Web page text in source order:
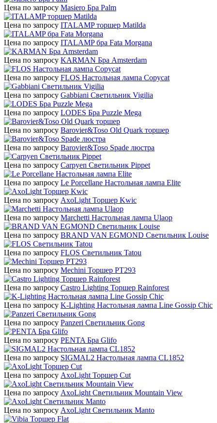
Цена по запросу Masiero Бра Palm
Цена по запросу ITALAMP торшер Matilda
Цена по запросу ITALAMP бра Fata Morgana
Цена по запросу KARMAN Бра Amsterdam
Цена по запросу FLOS Настольная лампа Copycat
Цена по запросу Gabbiani Светильник Vigilia
Цена по запросу LODES Бра Puzzle Mega
Цена по запросу Barovier&Toso Old Quark торшер
Цена по запросу Barovier&Toso Spade люстра
Цена по запросу Carpyen Светильник Pippet
Цена по запросу Le Porcellane Настольная лампа Elite
Цена по запросу AxoLight Торшер Kwic
Цена по запросу Marchetti Настольная лампа Ulaop
Цена по запросу BRAND VAN EGMOND Светильник Louise
Цена по запросу FLOS Светильник Tatou
Цена по запросу Mechini Торшер PT293
Цена по запросу Castro Lighting Торшер Rainforest
Цена по запросу K-Lighting Настольная лампа Line Gossip Chic
Цена по запросу Panzeri Светильник Gong
Цена по запросу PENTA Бра Glifo
Цена по запросу SIGMAL2 Настольная лампа CL1852
Цена по запросу AxoLight Торшер Cut
Цена по запросу AxoLight Светильник Mountain View
Цена по запросу AxoLight Светильник Manto